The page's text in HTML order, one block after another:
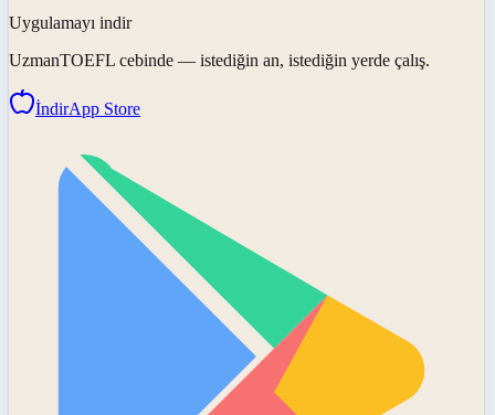
Uygulamayı indir
UzmanTOEFL cebinde — istediğin an, istediğin yerde çalış.
İndirApp Store